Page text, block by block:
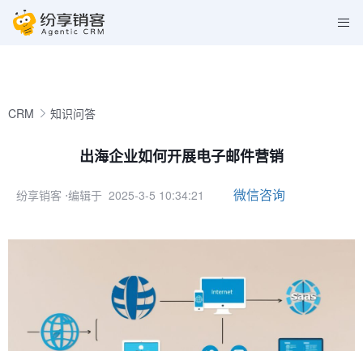
CRM 知识问答
出海企业如何开展电子邮件营销
纷享销客 ⋅编辑于 2025-3-5 10:34:21 微信咨询